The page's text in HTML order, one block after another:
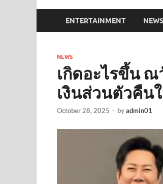
ENTERTAINMENT NEWS
NEWS
เกิดอะไรขึ้น
เงินส่วนตัวคืน
October 28, 2025 - byadmin01